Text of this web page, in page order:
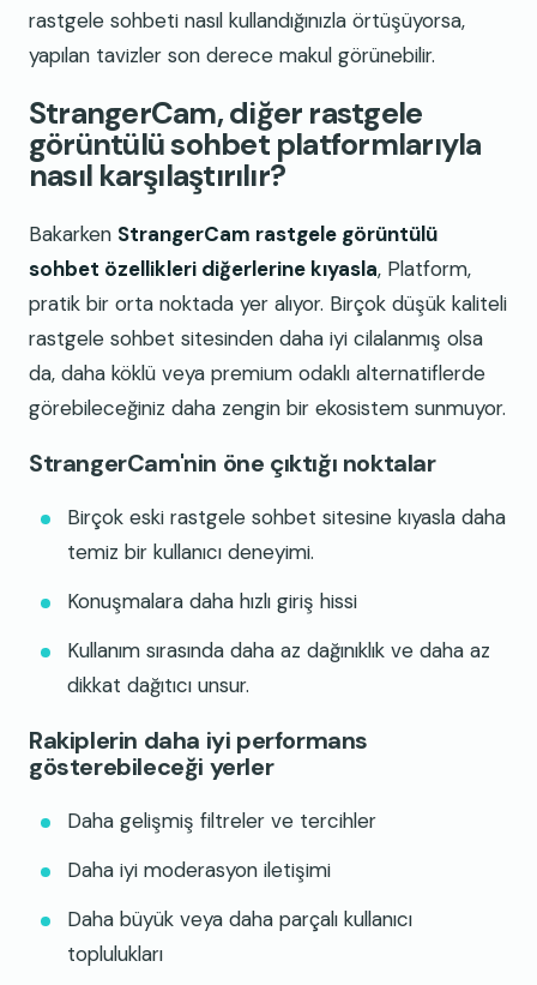
rastgele sohbeti nasıl kullandığınızla örtüşüyorsa,
yapılan tavizler son derece makul görünebilir.
StrangerCam, diğer rastgele
görüntülü sohbet platformlarıyla
nasıl karşılaştırılır?
Bakarken StrangerCam rastgele görüntülü
sohbet özellikleri diğerlerine kıyasla, Platform,
pratik bir orta noktada yer alıyor. Birçok düşük kaliteli
rastgele sohbet sitesinden daha iyi cilalanmış olsa
da, daha köklü veya premium odaklı alternatiflerde
görebileceğiniz daha zengin bir ekosistem sunmuyor.
StrangerCam'nin öne çıktığı noktalar
Birçok eski rastgele sohbet sitesine kıyasla daha
temiz bir kullanıcı deneyimi.
Konuşmalara daha hızlı giriş hissi
Kullanım sırasında daha az dağınıklık ve daha az
dikkat dağıtıcı unsur.
Rakiplerin daha iyi performans
gösterebileceği yerler
Daha gelişmiş filtreler ve tercihler
Daha iyi moderasyon iletişimi
Daha büyük veya daha parçalı kullanıcı
toplulukları